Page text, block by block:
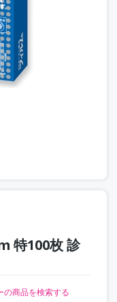
特100枚 診
の商品を検索する